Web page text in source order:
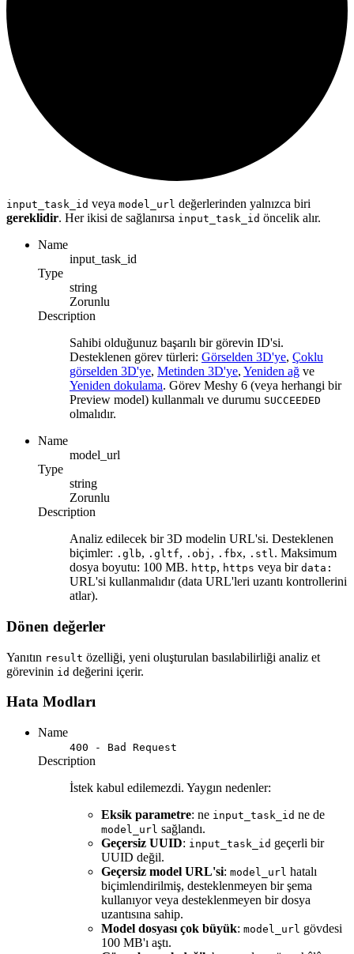
input_task_id veya model_url değerlerinden yalnızca biri
gereklidir. Her ikisi de sağlanırsa input_task_id öncelik alır.
Name
input_task_id
Type
string
Zorunlu
Description
Sahibi olduğunuz başarılı bir görevin ID'si.
Desteklenen görev türleri: Görselden 3D'ye, Çoklu
görselden 3D'ye, Metinden 3D'ye, Yeniden ağ ve
Yeniden dokulama. Görev Meshy 6 (veya herhangi bir
Preview model) kullanmalı ve durumu SUCCEEDED
olmalıdır.
Name
model_url
Type
string
Zorunlu
Description
Analiz edilecek bir 3D modelin URL'si. Desteklenen
biçimler: .glb, .gltf, .obj , .fbx, .stl. Maksimum
dosya boyutu: 100 MB. http, https veya bir data:
URL'si kullanmalıdır (data URL'leri uzantı kontrollerini
atlar).
Dönen değerler
Yanıtın result özelliği, yeni oluşturulan basılabilirliği analiz et
görevinin id değerini içerir.
Hata Modları
Name
400 - Bad Request
Description
İstek kabul edilemezdi. Yaygın nedenler:
Eksik parametre: ne input_task_id ne de
model_url sağlandı.
Geçersiz UUID: input_task_id geçerli bir
UUID değil.
Geçersiz model URL'si: model_url hatalı
biçimlendirilmiş, desteklenmeyen bir şema
kullanıyor veya desteklenmeyen bir dosya
uzantısına sahip.
Model dosyası çok büyük: model_url gövdesi
100 MB'ı aştı.